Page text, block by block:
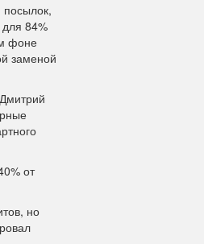
посылок,
84%
фоне
заменой
от
но